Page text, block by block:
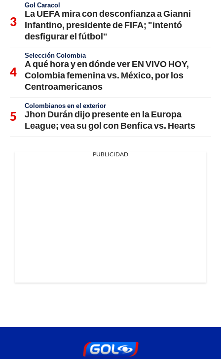
Gol Caracol
La UEFA mira con desconfianza a Gianni
Infantino, presidente de FIFA; "intentó
desfigurar el fútbol"
Selección Colombia
A qué hora y en dónde ver EN VIVO HOY,
Colombia femenina vs. México, por los
Centroamericanos
Colombianos en el exterior
Jhon Durán dijo presente en la Europa
League; vea su gol con Benfica vs. Hearts
PUBLICIDAD